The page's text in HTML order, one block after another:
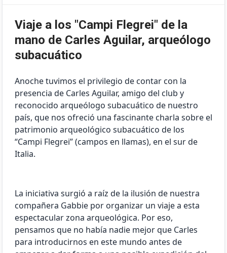
Viaje a los "Campi Flegrei" de la
mano de Carles Aguilar, arqueólogo
subacuático
Anoche tuvimos el privilegio de contar con la
presencia de Carles Aguilar, amigo del club y
reconocido arqueólogo subacuático de nuestro
país, que nos ofreció una fascinante charla sobre el
patrimonio arqueológico subacuático de los
“Campi Flegrei” (campos en llamas), en el sur de
Italia.
La iniciativa surgió a raíz de la ilusión de nuestra
compañera Gabbie por organizar un viaje a esta
espectacular zona arqueológica. Por eso,
pensamos que no había nadie mejor que Carles
para introducirnos en este mundo antes de